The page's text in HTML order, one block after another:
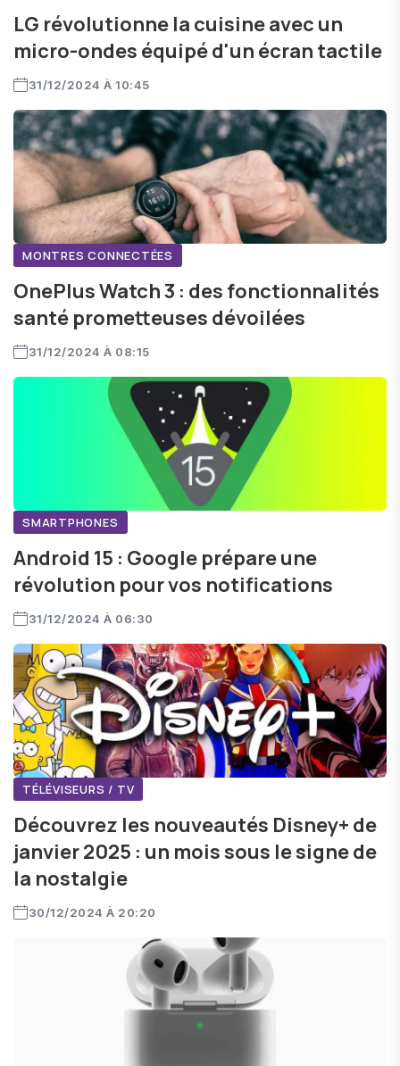
LG révolutionne la cuisine avec un
micro-ondes équipé d'un écran tactile
31/12/2024 À 10:45
MONTRES CONNECTÉES
OnePlus Watch 3 : des fonctionnalités
santé prometteuses dévoilées
31/12/2024 À 08:15
SMARTPHONES
Android 15 : Google prépare une
révolution pour vos notifications
31/12/2024 À 06:30
TÉLÉVISEURS / TV
Découvrez les nouveautés Disney+ de
janvier 2025 : un mois sous le signe de
la nostalgie
30/12/2024 À 20:20